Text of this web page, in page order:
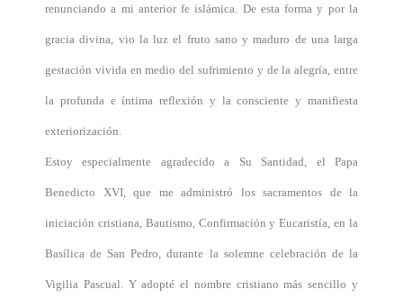
renunciando a mi anterior fe islámica. De esta forma y por la
gracia divina, vio la luz el fruto sano y maduro de una larga
gestación vivida en medio del sufrimiento y de la alegría, entre
la profunda e íntima reflexión y la consciente y manifiesta
exteriorización.
Estoy especialmente agradecido a Su Santidad, el Papa
Benedicto XVI, que me administró los sacramentos de la
iniciación cristiana, Bautismo, Confirmación y Eucaristía, en la
Basílica de San Pedro, durante la solemne celebración de la
Vigilia Pascual. Y adopté el nombre cristiano más sencillo y